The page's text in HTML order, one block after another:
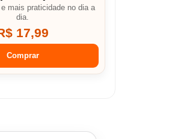
mais praticidade no dia a
dia.
17,99
Comprar